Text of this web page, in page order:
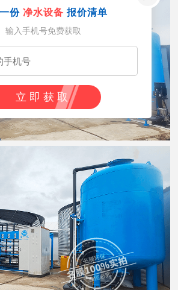
份 净水设备 报价清单
输入手机号免费获取
立即获取